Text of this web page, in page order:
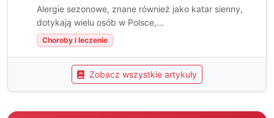
Alergie sezonowe, znane również jako katar sienny,
dotykają wielu osób w Polsce,...
Choroby i leczenie
Zobacz wszystkie artykuły